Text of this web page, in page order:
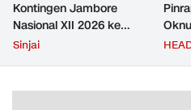
Kontingen Jambore
Nasional XII 2026 ke
Cibubur
Sinjai